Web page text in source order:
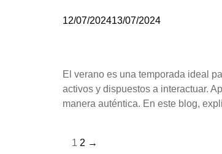
12/07/202413/07/2024
El verano es una temporada ideal
activos y dispuestos a interactuar.
manera auténtica. En este blog,
1 2 →